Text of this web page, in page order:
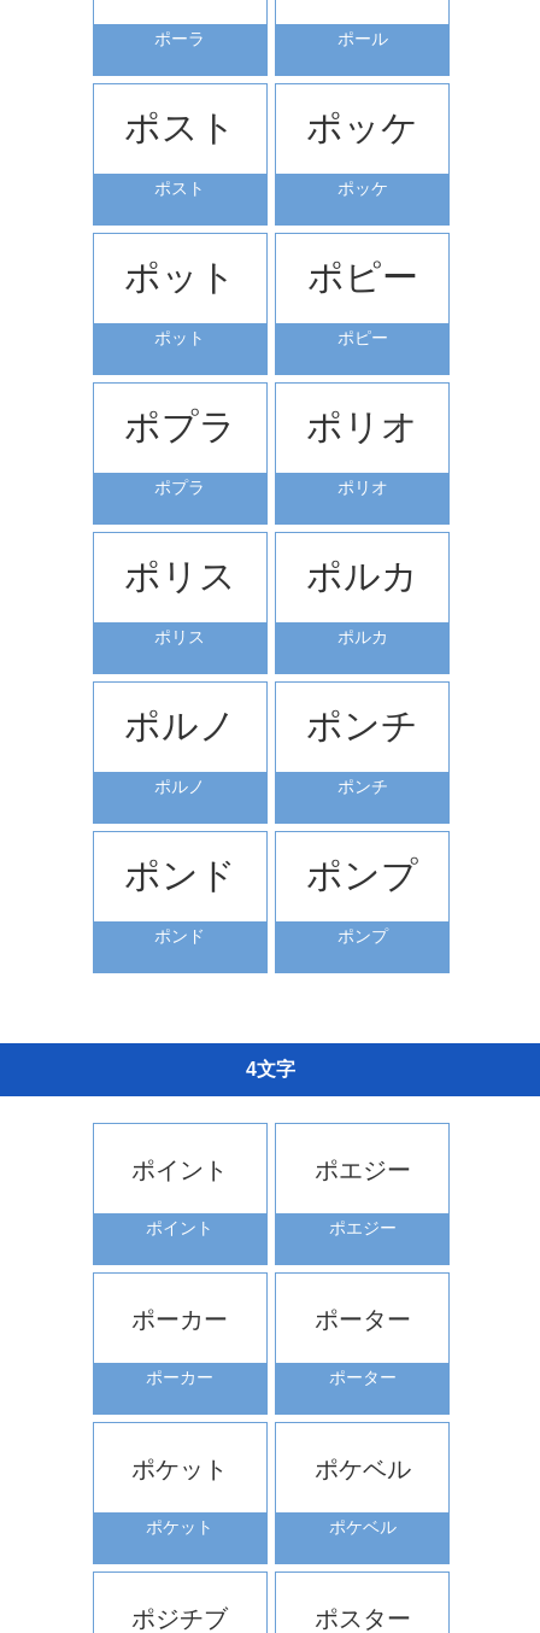
ポーラ ポール
ポスト
ポスト
ポッケ
ポッケ
ポット
ポット
ポピー
ポピー
ポプラ
ポプラ
ポリオ
ポリオ
ポリス
ポリス
ポルカ
ポルカ
ポルノ
ポルノ
ポンチ
ポンチ
ポンド
ポンド
ポンプ
ポンプ
4文字
ポイント
ポイント
ポエジー
ポエジー
ポーカー
ポーカー
ポーター
ポーター
ポケット
ポケット
ポケベル
ポケベル
ポジチブ ポスター